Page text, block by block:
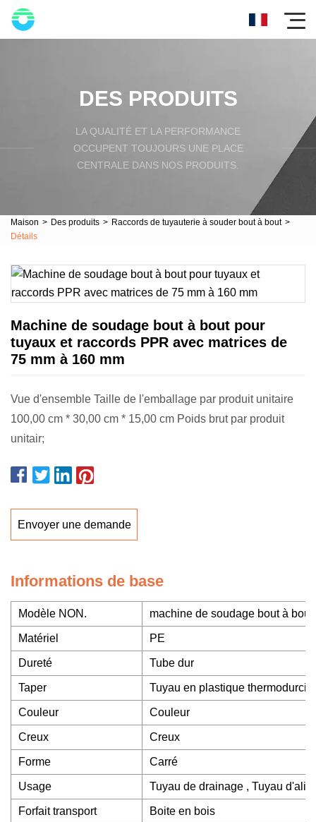
DES PRODUITS
LA QUALITÉ ET LA PERFORMANCE
OCCUPENT TOUJOURS UNE PLACE
CENTRALE DANS NOS PRODUITS.
Maison > Des produits > Raccords de tuyauterie à souder bout à bout >
Détails
Machine de soudage bout à bout pour
tuyaux et raccords PPR avec matrices de
75 mm à 160 mm
Vue d'ensemble Taille de l'emballage par produit unitaire
100,00 cm * 30,00 cm * 15,00 cm Poids brut par produit
unitair;
Envoyer une demande
Informations de base
Modèle NON. machine de soudage bout à
Matériel PE
Dureté Tube dur
Taper Tuyau en plastique
Couleur Couleur
Creux Creux
Forme Carré
Usage Tuyau de drainage , Tuyau
Forfait transport Boite en bois